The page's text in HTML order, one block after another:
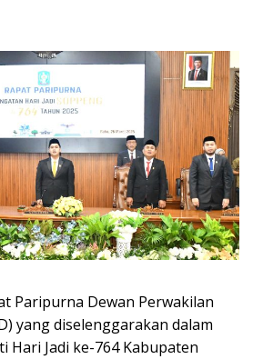
Paripurna Dewan Perwakilan
yang diselenggarakan dalam
Hari Jadi ke-764 Kabupaten